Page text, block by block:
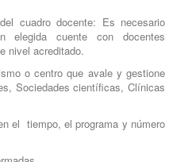
cuadro docente: Es necesario
elegida cuente con docentes
nivel acreditado.
o centro que avale y gestione
Sociedades científicas, Clínicas
el tiempo, el programa y número